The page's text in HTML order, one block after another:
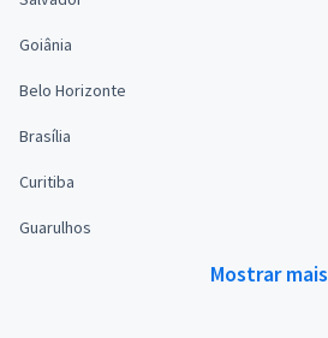
Goiânia
Belo Horizonte
Brasília
Curitiba
Guarulhos
Mostrar mais